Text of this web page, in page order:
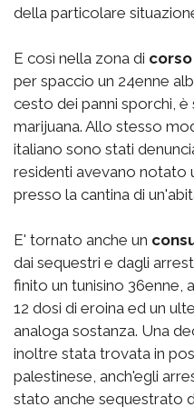
della particolare
E così nella zona di
per spaccio un 24enne
cesto dei panni sporchi,
marijuana. Allo stesso
italiano sono stati
residenti avevano notato
presso la cantina di
E' tornato anche un
dai sequestri e dagli
finito un tunisino 36enne,
12 dosi di eroina ed un
analoga sostanza. Una
inoltre stata trovata in
palestinese, anch'egli
stato anche sequestrato